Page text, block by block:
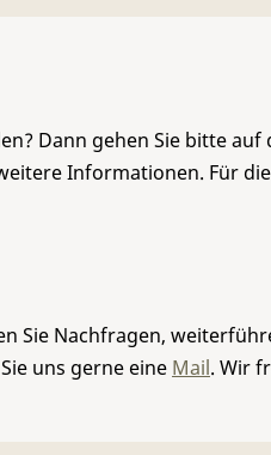
Dann gehen Sie bitte auf
Informationen. Für
Sie Nachfragen,
uns gerne eine Mail. Wir